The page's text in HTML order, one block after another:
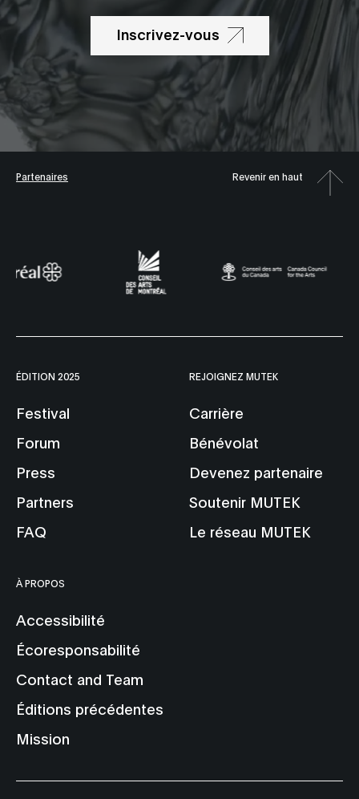
Inscrivez-vous
Partenaires Revenir en haut
ÉDITION 2025
Festival
Forum
Press
Partners
FAQ
REJOIGNEZ MUTEK
Carrière
Bénévolat
Devenez partenaire
Soutenir MUTEK
Le réseau MUTEK
À PROPOS
Accessibilité
Écoresponsabilité
Contact and Team
Éditions précédentes
Mission